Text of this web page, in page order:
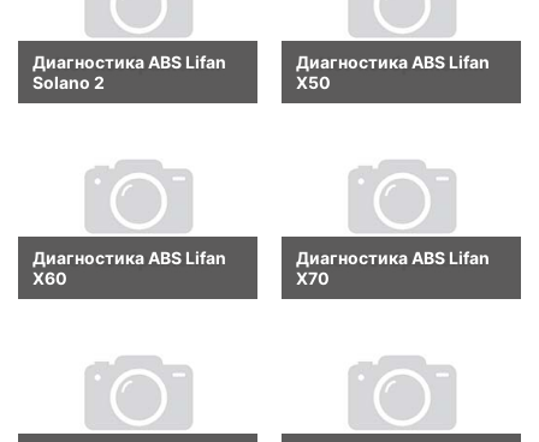
Диагностика ABS Lifan
Solano 2
Диагностика ABS Lifan
X50
Диагностика ABS Lifan
X60
Диагностика ABS Lifan
X70